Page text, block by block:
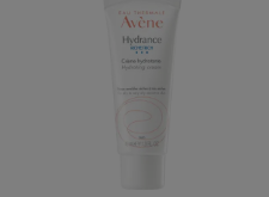
Hidratante
RICO